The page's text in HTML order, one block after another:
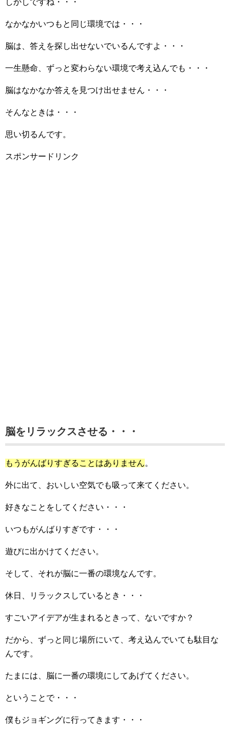
しかしですね・・・
なかなかいつもと同じ環境では・・・
脳は、答えを探し出せないでいるんですよ・・・
一生懸命、ずっと変わらない環境で考え込んでも・・・
脳はなかなか答えを見つけ出せません・・・
そんなときは・・・
思い切るんです。
スポンサードリンク
脳をリラックスさせる・・・
もうがんばりすぎることはありません。
外に出て、おいしい空気でも吸って来てください。
好きなことをしてください・・・
いつもがんばりすぎです・・・
遊びに出かけてください。
そして、それが脳に一番の環境なんです。
休日、リラックスしているとき・・・
すごいアイデアが生まれるときって、ないですか？
だから、ずっと同じ場所にいて、考え込んでいても駄目な
んです。
たまには、脳に一番の環境にしてあげてください。
ということで・・・
僕もジョギングに行ってきます・・・